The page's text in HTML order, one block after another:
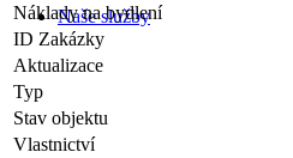
Naše služby
Náklady na bydlení
ID Zakázky
Aktualizace
Typ
Stav objektu
Vlastnictví